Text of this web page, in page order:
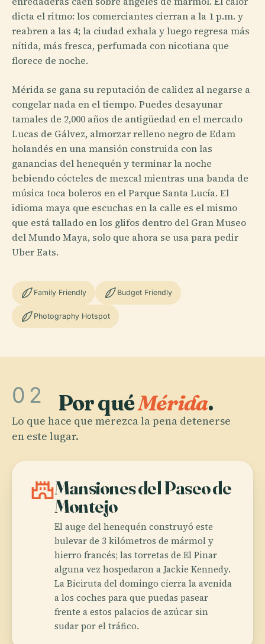
dicta el ritmo: los comerciantes cierran a la 1 p.m. y
reabren a las 4; la ciudad exhala y luego regresa más
nítida, más fresca, perfumada con nicotiana que
florece de noche.
Mérida se gana su reputación de calidez al negarse a
congelar nada en el tiempo. Puedes desayunar
tamales de 2,000 años de antigüedad en el mercado
Lucas de Gálvez, almorzar relleno negro de Edam
holandés en una mansión construida con las
ganancias del henequén y terminar la noche
bebiendo cócteles de mezcal mientras una banda de
música toca boleros en el Parque Santa Lucía. El
idioma maya que escuchas en la calle es el mismo
que está tallado en los glifos dentro del Gran Museo
del Mundo Maya, solo que ahora se usa para pedir
Uber Eats.
Family Friendly Budget Friendly
Photography Hotspot
02 Por quéMérida.
Lo que hace que merezca la pena detenerse
en este lugar.
castleMansiones del Paseo de
Montejo
El auge del henequén construyó este
bulevar de 3 kilómetros de mármol y
hierro francés; las torretas de El Pinar
alguna vez hospedaron a Jackie Kennedy.
La Biciruta del domingo cierra la avenida
a los coches para que puedas pasear
frente a estos palacios de azúcar sin
sudar por el tráfico.